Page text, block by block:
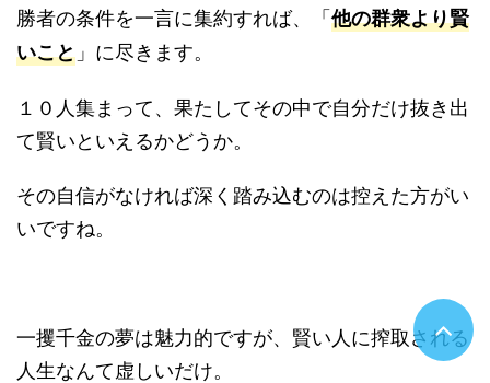
勝者の条件を一言に集約すれば、「他の群衆より賢
いこと 」に尽きます。
１０人集まって、果たしてその中で自分だけ抜き出
て賢いといえるかどうか。
その自信がなければ深く踏み込むのは控えた方がい
いですね。
一攫千金の夢は魅力的ですが、賢い人に搾取される
人生なんて虚しいだけ。